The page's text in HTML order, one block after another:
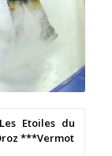
Etoiles du
***Vermot